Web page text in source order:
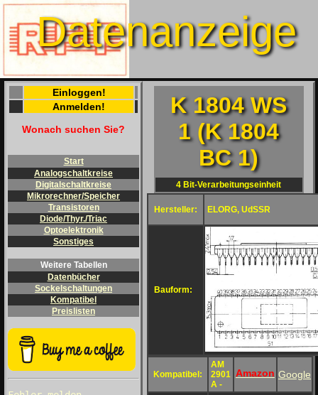
Datenanzeige
Einloggen!
Anmelden!
Wonach suchen Sie?
Start
Analogschaltkreise
Digitalschaltkreise
Mikrorechner/Speicher
Transistoren
Diode/Thyr./Triac
Optoelektronik
Sonstiges
Weitere Tabellen
Datenbücher
Sockelschaltungen
Kompatibel
Preislisten
K 1804 WS
1 (K 1804
BC 1)
4 Bit-Verarbeitungseinheit
Hersteller: ELORG, UdSSR
Bauform:
Kompatibel:
AM
2901
A -
Amazon Google